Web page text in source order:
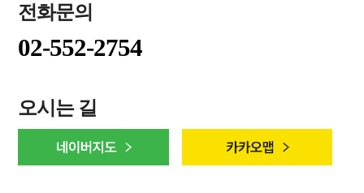
전화문의
02-552-2754
오시는 길